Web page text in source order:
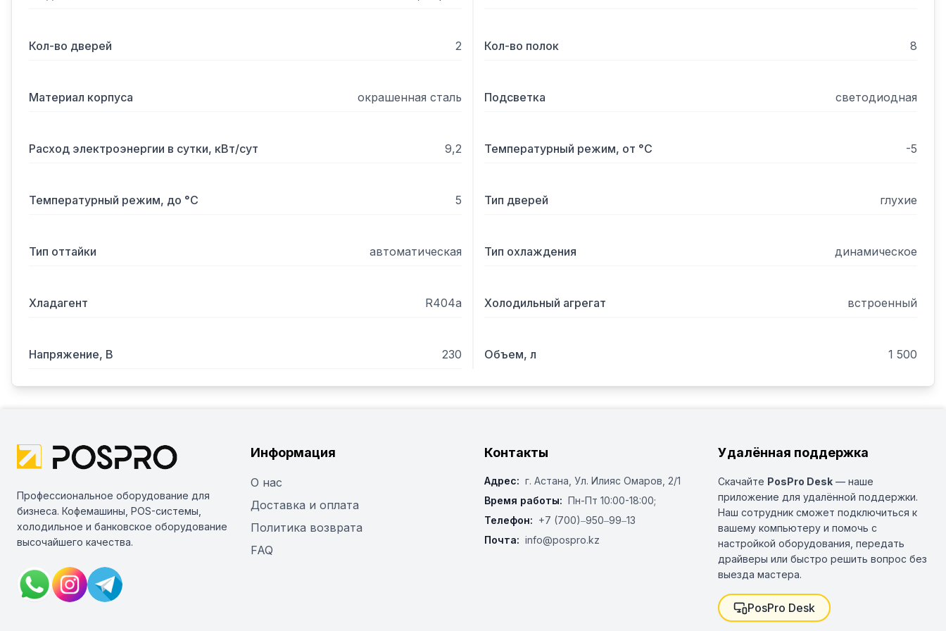
Кол-во дверей 2 Кол-во полок 8
Материал корпуса окрашенная сталь Подсветка светодиодная
Расход электроэнергии в сутки, кВт/сут 9,2 Температурный режим, от °С -5
Температурный режим, до °С 5 Тип дверей глухие
Тип оттайки автоматическая Тип охлаждения динамическое
Хладагент R404a Холодильный агрегат встроенный
Напряжение, В 230 Объем, л 1 500
Профессиональное оборудование для
бизнеса. Кофемашины, POS-системы,
холодильное и банковское оборудование
высочайшего качества.
Информация
О нас
Доставка и оплата
Политика возврата
FAQ
Контакты
Адрес: г. Астана, ​Ул. Илияс Омаров, 2/1
Время работы: Пн-Пт 10:00-18:00;
Телефон: +7 (700)‒950‒99‒13
Почта: info@pospro.kz
Удалённая поддержка
Скачайте PosPro Desk — наше
приложение для удалённой поддержки.
Наш сотрудник сможет подключиться к
вашему компьютеру и помочь с
настройкой оборудования, передать
драйверы или быстро решить вопрос без
выезда мастера.
PosPro Desk